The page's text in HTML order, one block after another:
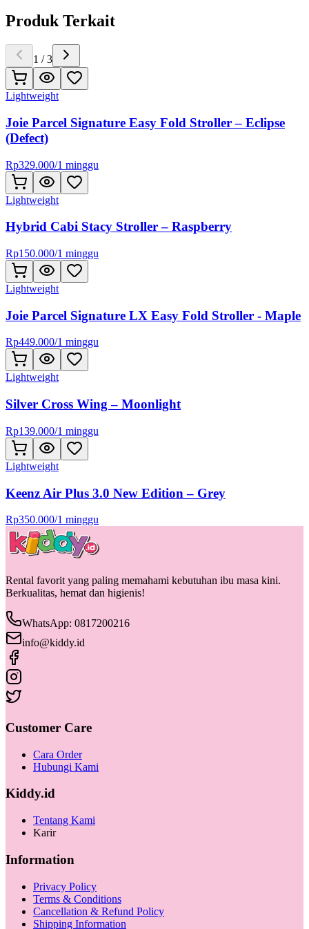
Produk Terkait
1 /3
Lightweight
Joie Parcel Signature Easy Fold Stroller – Eclipse
(Defect)
Rp329.000/1 minggu
Lightweight
Hybrid Cabi Stacy Stroller – Raspberry
Rp150.000/1 minggu
Lightweight
Joie Parcel Signature LX Easy Fold Stroller - Maple
Rp449.000/1 minggu
Lightweight
Silver Cross Wing – Moonlight
Rp139.000/1 minggu
Lightweight
Keenz Air Plus 3.0 New Edition – Grey
Rp350.000/1 minggu
Rental favorit yang paling memahami kebutuhan ibu masa kini.
Berkualitas, hemat dan higienis!
WhatsApp: 0817200216
info@kiddy.id
Customer Care
Cara Order
Hubungi Kami
Kiddy.id
Tentang Kami
Karir
Information
Privacy Policy
Terms & Conditions
Cancellation & Refund Policy
Shipping Information